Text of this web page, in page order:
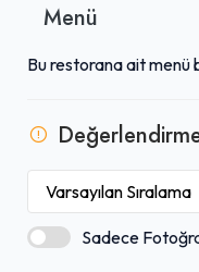
titiz mekan tasarımı,
bir deneyim vadeder.
Menü
Bu restorana ait menü
Sadece